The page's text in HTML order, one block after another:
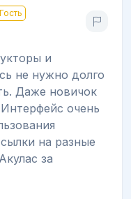
Гость
и
не нужно долго
Даже новичок
очень
на разные
за